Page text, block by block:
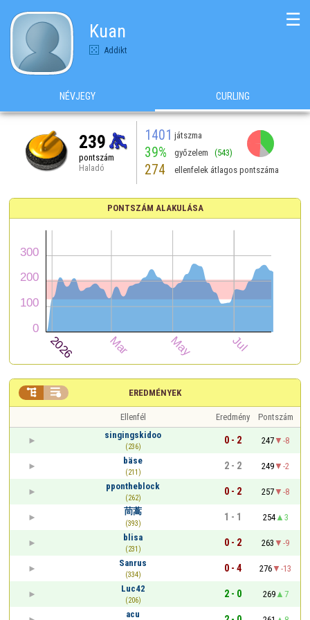
Kuan
Addikt
☰
NÉVJEGY CURLING
239
pontszám
Haladó
1401 játszma
39% győzelem (543)
274 ellenfelek átlagos pontszáma
PONTSZÁM ALAKULÁSA
EREDMÉNYEK
 
Ellenfél Eredmény
Pontszám
singingskidoo
(236)
0 - 2 247
-8
bäse
(211)
2 - 2 249
-2
ppontheblock
(262)
0 - 2 257
-8
茼蒿
(393)
1 - 1 254
3
blisa
(231)
0 - 2 263
-9
Sanrus
(334)
0 - 4 276
-13
Luc42
(206)
2 - 0 269
7
acu